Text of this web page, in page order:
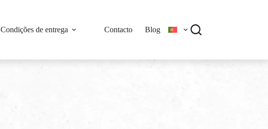
Condições de entrega Contacto Blog